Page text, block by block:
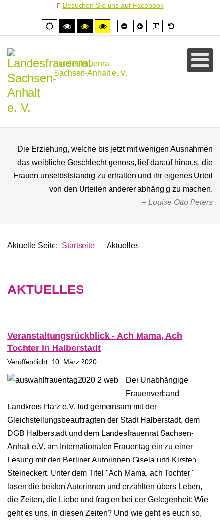
Besuchen Sie uns auf Facebook
Normale
Ansicht
Hoher
Kontrast
Hoher
Kontrast
Hoher
Kontrast
Schrift
kleiner
Schrift
größer
Landesfrauenrat
Sachsen-Anhalt e. V.
Die Erziehung, welche bis jetzt mit wenigen Ausnahmen
das weibliche Geschlecht genoss, lief darauf hinaus, die
Frauen unselbstständig zu erhalten und ihr eigenes Urteil
von den Urteilen anderer abhängig zu machen.
Louise Otto Peters
Aktuelle Seite: Startseite Aktuelles
AKTUELLES
Veranstaltungsrückblick - Ach Mama, Ach
Tochter in Halberstadt
Veröffentlicht: 10. März 2020
Der Unabhängige
Frauenverband
Landkreis Harz e.V. lud gemeinsam mit der
Gleichstellungsbeauftragten der Stadt Halberstadt, dem
DGB Halberstadt und dem Landesfrauenrat Sachsen-
Anhalt e.V. am Internationalen Frauentag ein zu einer
Lesung mit den Berliner Autorinnen Gisela und Kirsten
Steineckert. Unter dem Titel "Ach Mama, ach Tochter"
lasen die beiden Autorinnen und erzählten übers Leben,
die Zeiten, die Liebe und fragten bei der Gelegenheit: Wie
geht es uns, in diesen Zeiten? Und wie geht es euch so,